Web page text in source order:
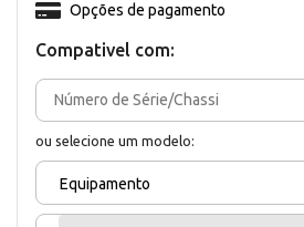
Compativel com:
ou selecione um modelo:
Equipamento
Opções de pagamento